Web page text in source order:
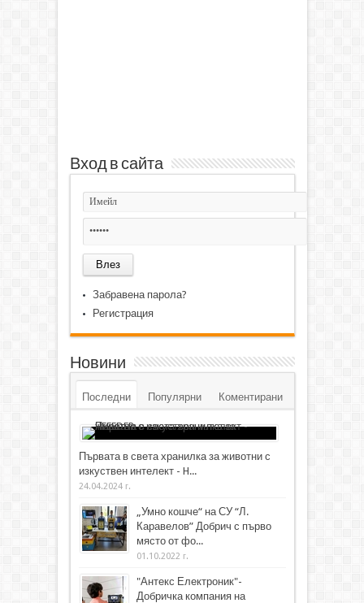
Вход в сайта
Забравена парола?
Регистрация
Новини
Последни Популярни Коментирани
Първата в света хранилка за животни с
изкуствен интелект - H...
24.04.2024 г.
„Умно кошче“ на СУ “Л.
Каравелов” Добрич с първо
място от фо...
01.10.2022 г.
"Антекс Електроник"-
Добричка компания на